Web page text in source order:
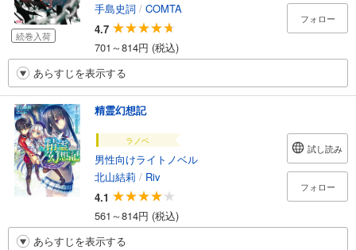
続巻入荷
手島史詞 / COMTA
4.7
701～814円 (税込)
フォロー
あらすじを表示する
精霊幻想記
ラノベ
男性向けライトノベル
北山結莉 / Riv
4.1
561～814円 (税込)
試し読み
フォロー
あらすじを表示する